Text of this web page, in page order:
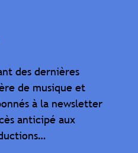
des dernières
de musique et
à la newsletter
anticipé aux